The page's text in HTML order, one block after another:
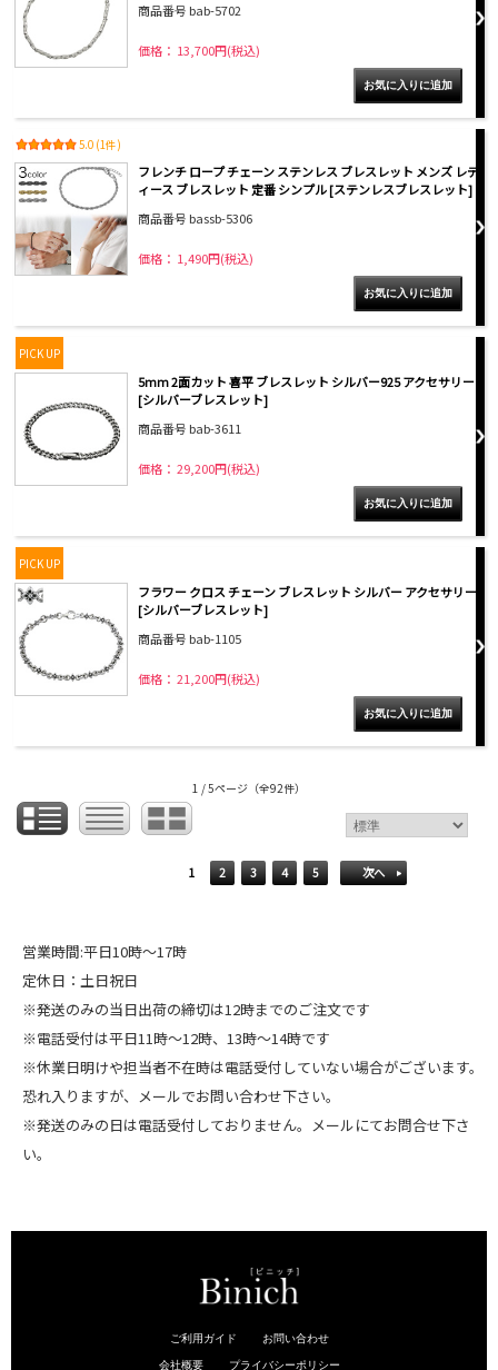
商品番号 bab-5702
価格： 13,700円(税込)
5.0 (1件)
フレンチ ロープ チェーン ステンレス ブレスレット メンズ レデ
ィース ブレスレット 定番 シンプル [ステンレスブレスレット]
商品番号 bassb-5306
価格： 1,490円(税込)
PICK UP
5mm 2面カット 喜平 ブレスレット シルバー925 アクセサリー
[シルバーブレスレット]
商品番号 bab-3611
価格： 29,200円(税込)
PICK UP
フラワー クロス チェーン ブレスレット シルバー アクセサリー
[シルバーブレスレット]
商品番号 bab-1105
価格： 21,200円(税込)
1 / 5ページ （全92件）
1 2 3 4 5 次へ
営業時間:平日10時～17時
定休日：土日祝日
※発送のみの当日出荷の締切は12時までのご注文です
※電話受付は平日11時～12時、13時～14時です
※休業日明けや担当者不在時は電話受付していない場合がございます。
恐れ入りますが、メールでお問い合わせ下さい。
※発送のみの日は電話受付しておりません。メールにてお問合せ下さ
い。